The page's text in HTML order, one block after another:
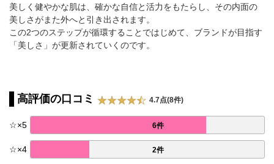
美しく健やかな肌は、確かな自信と活力をもたらし、その内面の
美しさがまた外へと引き出されます。
この2つのステップが循環することではじめて、ブランドが目指す
「美しさ」が更新されていくのです。
高評価の口コミ 4.7点(8件)
☆×5 6件
☆×4 2件